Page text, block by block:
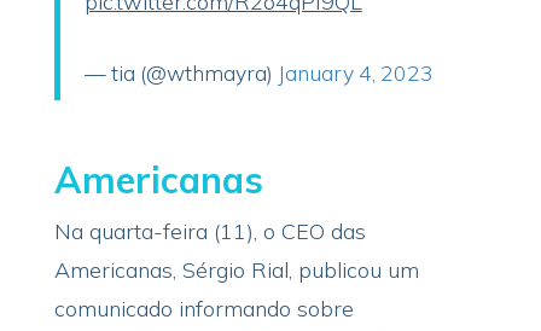
— tia (@wthmayra) January 4, 2023
Americanas
Na quarta-feira (11), o CEO das
Americanas, Sérgio Rial, publicou um
comunicado informando sobre